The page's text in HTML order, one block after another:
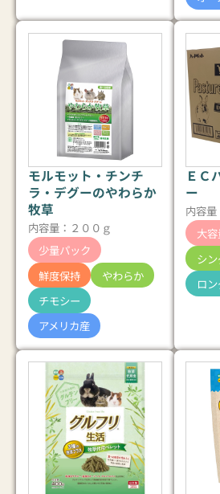
モルモット・チンチ
ラ・デグーのやわらか
牧草
内容量：２００ｇ
少量パック
鮮度保持
やわらか
チモシー
アメリカ産
ＥＣ
ー
内容量
大
シ
ロ